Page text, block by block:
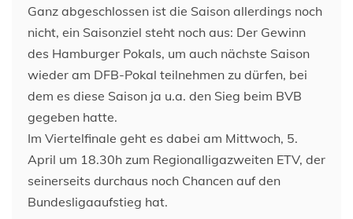
Ganz abgeschlossen ist die Saison allerdings noch
nicht, ein Saisonziel steht noch aus: Der Gewinn
des Hamburger Pokals, um auch nächste Saison
wieder am DFB-Pokal teilnehmen zu dürfen, bei
dem es diese Saison ja u.a. den Sieg beim BVB
gegeben hatte.
Im Viertelfinale geht es dabei am Mittwoch, 5.
April um 18.30h zum Regionalligazweiten ETV, der
seinerseits durchaus noch Chancen auf den
Bundesligaaufstieg hat.